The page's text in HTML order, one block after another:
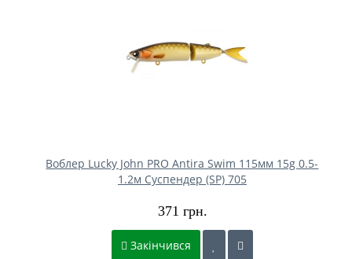
Воблер Lucky John PRO Antira Swim 115мм 15g 0.5-
1.2м Cуспендер (SP) 705
371 грн.
Закінчився